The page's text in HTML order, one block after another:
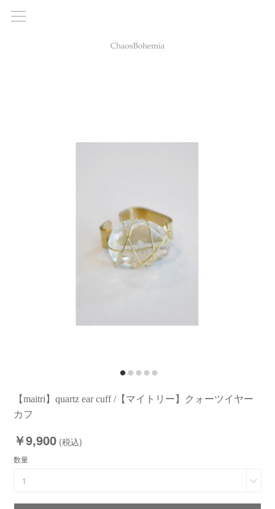
【maitri】quartz ear cuff /【マイトリー】クォーツイヤー
カフ
￥9,900 (税込)
数量
1